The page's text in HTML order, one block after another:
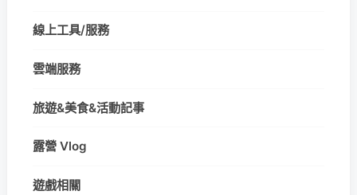
線上工具/服務
雲端服務
旅遊&美食&活動記事
露營 Vlog
遊戲相關